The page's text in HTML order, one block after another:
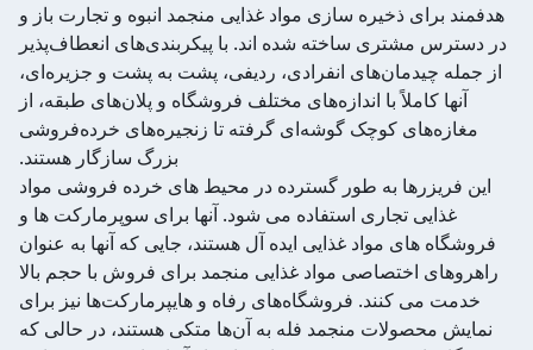
هدفمند برای ذخیره سازی مواد غذایی منجمد انبوه و تجارت باز و
در دسترس مشتری ساخته شده اند. با پیکربندی‌های انعطاف‌پذیر
از جمله چیدمان‌های انفرادی، ردیفی، پشت به پشت و جزیره‌ای،
آنها کاملاً با اندازه‌های مختلف فروشگاه و پلان‌های طبقه، از
مغازه‌های کوچک گوشه‌ای گرفته تا زنجیره‌های خرده‌فروشی
بزرگ سازگار هستند.
این فریزرها به طور گسترده در محیط های خرده فروشی مواد
غذایی تجاری استفاده می شود. آنها برای سوپرمارکت ها و
فروشگاه های مواد غذایی ایده آل هستند، جایی که آنها به عنوان
راهروهای اختصاصی مواد غذایی منجمد برای فروش با حجم بالا
خدمت می کنند. فروشگاه‌های رفاه و هایپرمارکت‌ها نیز برای
نمایش محصولات منجمد فله به آن‌ها متکی هستند، در حالی که